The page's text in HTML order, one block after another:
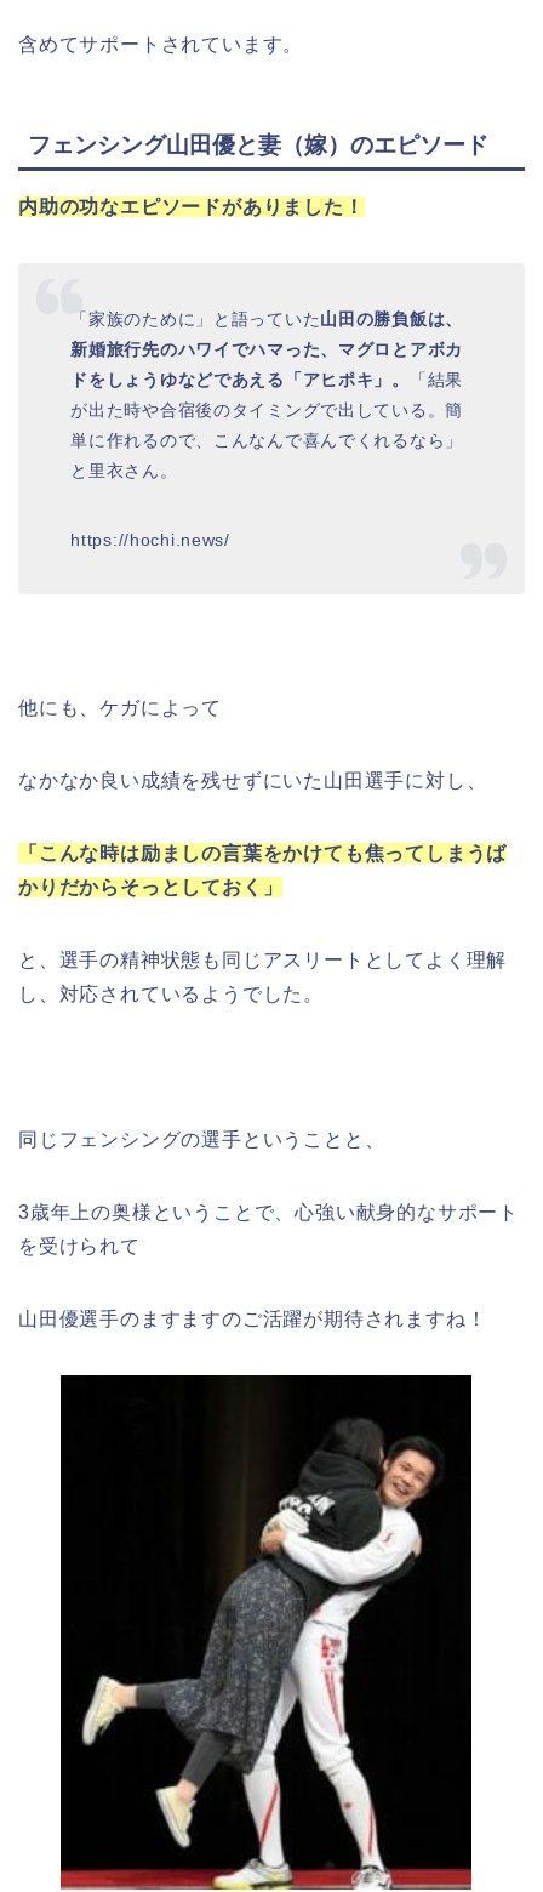
含めてサポートされています。
フェンシング山田優と妻（嫁）のエピソード
内助の功なエピソードがありました！
「家族のために」と語っていた山田の勝負飯は、
新婚旅行先のハワイでハマった、マグロとアボカ
ドをしょうゆなどであえる「アヒポキ」。
「結果
が出た時や合宿後のタイミングで出している。簡
単に作れるので、こんなんで喜んでくれるなら」
と里衣さん。
https://hochi.news/
他にも、ケガによって
なかなか良い成績を残せずにいた山田選手に対し、
「こんな時は励ましの言葉をかけても焦ってしまうば
かりだからそっとしておく」
と、選手の精神状態も同じアスリートとしてよく理解
し、対応されているようでした。
同じフェンシングの選手ということと、
3歳年上の奥様ということで、心強い献身的なサポート
を受けられて
山田優選手のますますのご活躍が期待されますね！